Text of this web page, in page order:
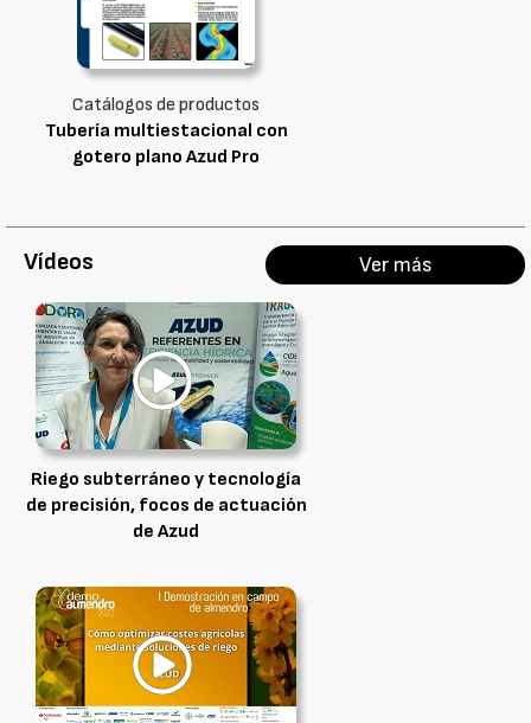
Catálogos de productos
Tubería multiestacional con
gotero plano Azud Pro
Vídeos Ver más
Riego subterráneo y tecnología
de precisión, focos de actuación
de Azud